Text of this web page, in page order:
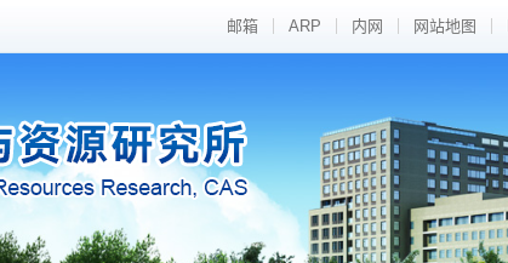
邮箱 ARP 内网 网站地图